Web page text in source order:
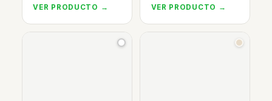
VER PRODUCTO → VER PRODUCTO →